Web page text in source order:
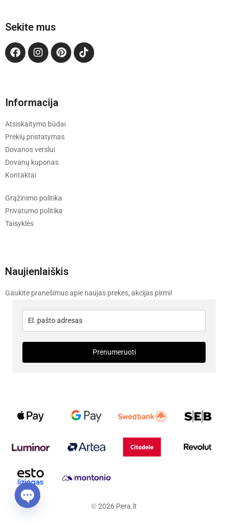
Sekite mus
Informacija
Atsiskaitymo būdai
Prekių pristatymas
Dovanos verslui
Dovanų kuponas
Kontaktai
Grąžinimo politika
Privatumo politika
Taisyklės
Naujienlaiškis
Gaukite pranešimus apie naujas prekes, akcijas pirmi!
Prenumeruoti
©2026 Pera.lt